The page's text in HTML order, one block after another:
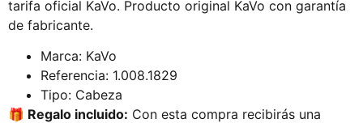
tarifa oficial KaVo. Producto original KaVo con garantía
de fabricante.
Marca: KaVo
Referencia: 1.008.1829
Tipo: Cabeza
🎁 Regalo incluido: Con esta compra recibirás una